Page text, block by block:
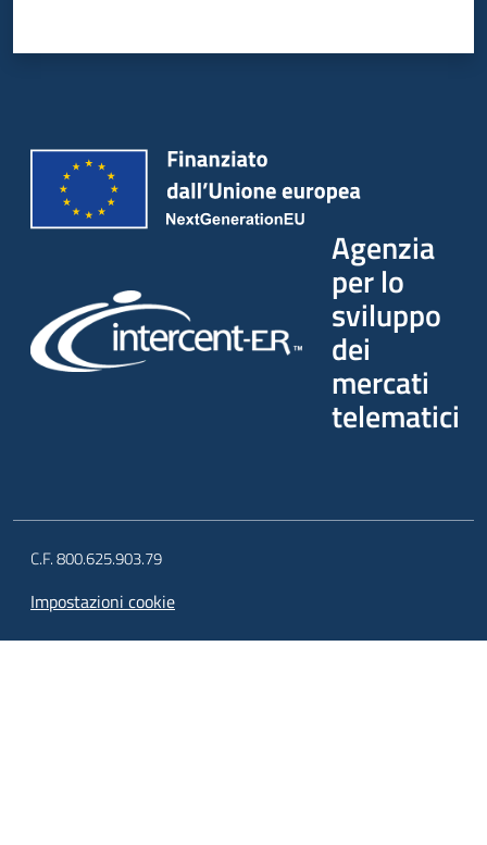
Agenzia
per lo
sviluppo
dei
mercati
telematici
C.F. 800.625.903.79
Impostazioni cookie